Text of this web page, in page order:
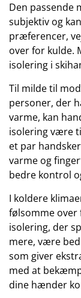
Den passende
subjektiv og
præferencer,
over for kulde.
isolering i
Til milde til
personer, der
varme, kan
isolering være
et par
varme og
bedre kontrol
I koldere
følsomme over
isolering, der
mere, være
som giver
med at
dine hænder